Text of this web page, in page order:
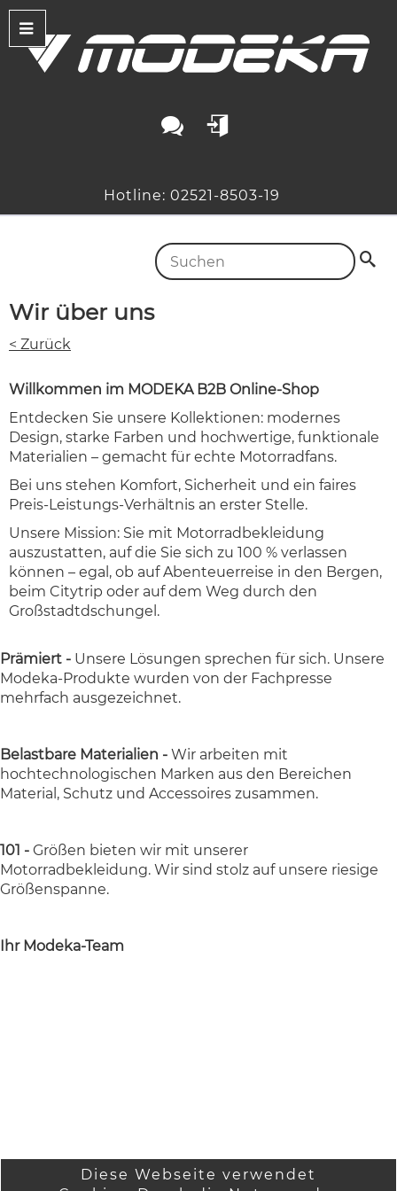
Diese Webseite verwendet
Hotline: 02521-8503-19
Wir über uns
< Zurück
Willkommen im MODEKA B2B Online-Shop
Entdecken Sie unsere Kollektionen: modernes
Design, starke Farben und hochwertige, funktionale
Materialien – gemacht für echte Motorradfans.
Bei uns stehen Komfort, Sicherheit und ein faires
Preis-Leistungs-Verhältnis an erster Stelle.
Unsere Mission: Sie mit Motorradbekleidung
auszustatten, auf die Sie sich zu 100 % verlassen
können – egal, ob auf Abenteuerreise in den Bergen,
beim Citytrip oder auf dem Weg durch den
Großstadtdschungel.
Prämiert - Unsere Lösungen sprechen für sich. Unsere
Modeka-Produkte wurden von der Fachpresse
mehrfach ausgezeichnet.
Belastbare Materialien - Wir arbeiten mit
hochtechnologischen Marken aus den Bereichen
Material, Schutz und Accessoires zusammen.
101 - Größen bieten wir mit unserer
Motorradbekleidung. Wir sind stolz auf unsere riesige
Größenspanne.
Ihr Modeka-Team